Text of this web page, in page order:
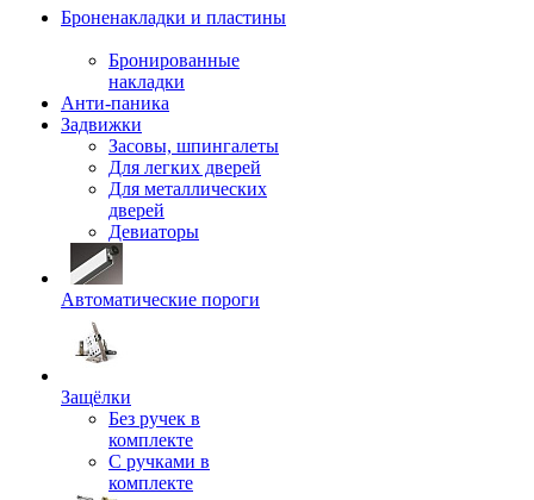
Броненакладки и пластины
Бронированные
накладки
Анти-паника
Задвижки
Засовы, шпингалеты
Для легких дверей
Для металлических
дверей
Девиаторы
Автоматические пороги
Защёлки
Без ручек в
комплекте
С ручками в
комплекте